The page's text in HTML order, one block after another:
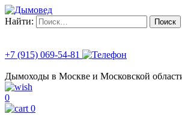
Найти:
+7 (915) 069-54-81
Дымоходы в Москве и Московской
0
0